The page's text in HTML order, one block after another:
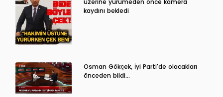
üzerine yürümeden önce kamera
kaydını bekledi
Osman Gökçek, İyi Parti'de olacakları
önceden bildi...